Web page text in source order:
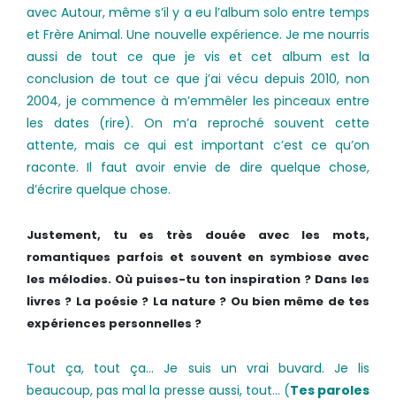
avec Autour, même s’il y a eu l’album solo entre temps
et Frère Animal. Une nouvelle expérience. Je me nourris
aussi de tout ce que je vis et cet album est la
conclusion de tout ce que j’ai vécu depuis 2010, non
2004, je commence à m’emmêler les pinceaux entre
les dates (rire). On m’a reproché souvent cette
attente, mais ce qui est important c’est ce qu’on
raconte. Il faut avoir envie de dire quelque chose,
d’écrire quelque chose.
Justement, tu es très douée avec les mots,
romantiques parfois et souvent en symbiose avec
les mélodies. Où puises-tu ton inspiration ? Dans les
livres ? La poésie ? La nature ? Ou bien même de tes
expériences personnelles ?
Tout ça, tout ça… Je suis un vrai buvard. Je lis
beaucoup, pas mal la presse aussi, tout… (Tes paroles